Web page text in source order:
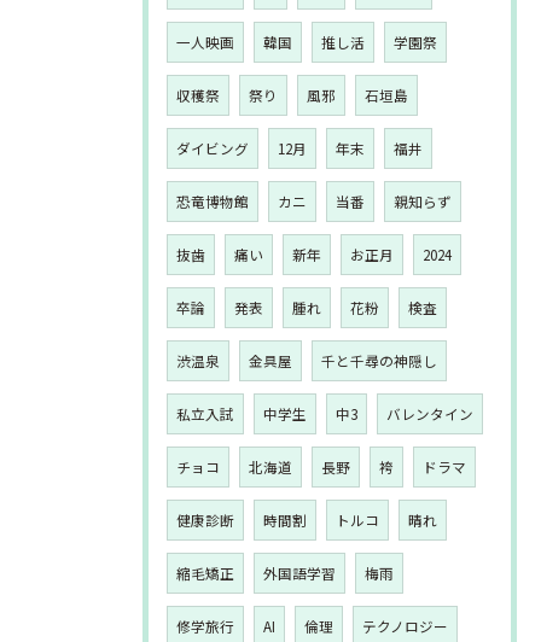
一人映画 韓国 推し活 学園祭
収穫祭 祭り 風邪 石垣島
ダイビング 12月 年末 福井
恐竜博物館 カニ 当番 親知らず
抜歯 痛い 新年 お正月 2024
卒論 発表 腫れ 花粉 検査
渋温泉 金具屋 千と千尋の神隠し
私立入試 中学生 中3 バレンタイン
チョコ 北海道 長野 袴 ドラマ
健康診断 時間割 トルコ 晴れ
縮毛矯正 外国語学習 梅雨
修学旅行 AI 倫理 テクノロジー